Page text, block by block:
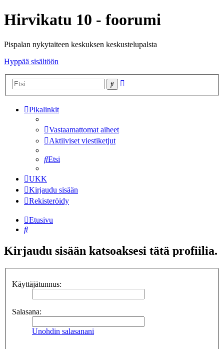
Hirvikatu 10 - foorumi
Pispalan nykytaiteen keskuksen keskustelupalsta
Hyppää sisältöön
Etsi
Pikalinkit
Vastaamattomat aiheet
Aktiiviset viestiketjut
Etsi
UKK
Kirjaudu sisään
Rekisteröidy
Etusivu
Etsi
Kirjaudu sisään katsoaksesi tätä profiilia.
Käyttäjätunnus:
Salasana:
Unohdin salasanani